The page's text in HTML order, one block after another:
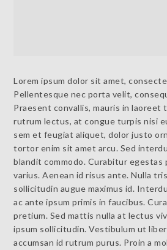
Lorem ipsum dolor sit amet,
Pellentesque nec porta velit,
Praesent convallis, mauris in
rutrum lectus, at congue turpis nisi
sem et feugiat aliquet, dolor justo
tortor enim sit amet arcu. Sed
blandit commodo. Curabitur egestas
varius. Aenean id risus ante. Nulla
sollicitudin augue maximus id.
ac ante ipsum primis in faucibus.
pretium. Sed mattis nulla at lectus
ipsum sollicitudin. Vestibulum ut
accumsan id rutrum purus. Proin a